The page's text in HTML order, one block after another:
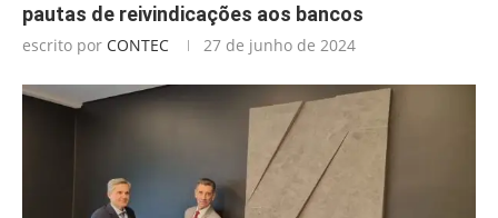
pautas de reivindicações aos bancos
escrito por CONTEC 27 de junho de 2024